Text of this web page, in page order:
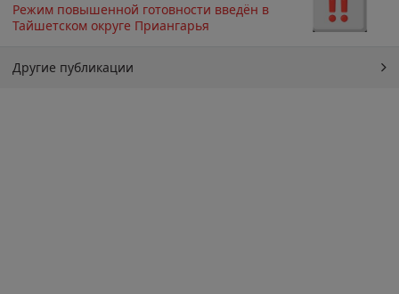
Режим повышенной готовности введён в
Тайшетском округе Приангарья
Другие публикации